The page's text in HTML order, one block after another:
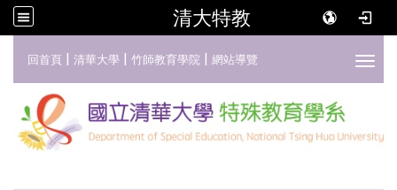
清大特教
回首頁 | 清華大學 | 竹師教育學院 | 網站導覽